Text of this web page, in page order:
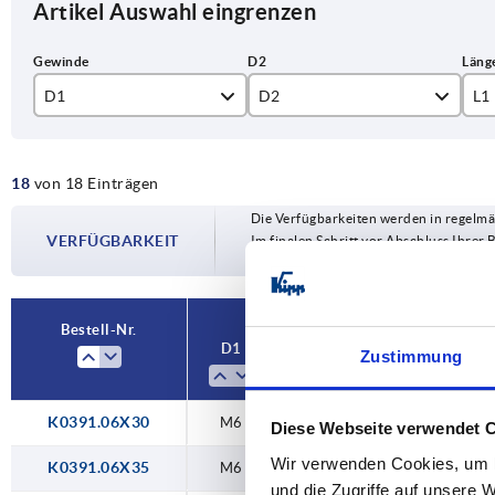
Zustimmung
Diese Webseite verwendet
Wir verwenden Cookies,
und die Zugriffe auf unsere
Artikel Auswahl eingrenzen
D1
M8
M12
D2
8
L1
40
18 von 18 Einträgen
VERFÜGBARKEIT
Die Verfügbarkeiten werden in
Im finalen Schritt vor Abschluss Ihrer
Bestell-Nr.
D1
L1
K0391.06X30 M6 4,5 30
K0391.06X35 M6 4,5 35